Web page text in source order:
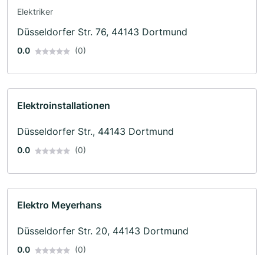
Elektriker
Düsseldorfer Str. 76, 44143 Dortmund
0.0 (0)
Elektroinstallationen
Düsseldorfer Str., 44143 Dortmund
0.0 (0)
Elektro Meyerhans
Düsseldorfer Str. 20, 44143 Dortmund
0.0 (0)